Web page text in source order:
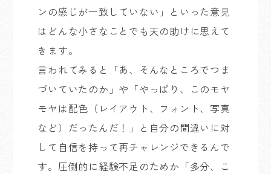
ンの感じが一致していない」といった意見
はどんな小さなことでも天の助けに思えて
きます。
言われてみると「あ、そんなところでつま
づいていたのか」や「やっぱり、このモヤ
モヤは配色（レイアウト、フォント、写真
など）だったんだ！」と自分の間違いに対
して自信を持って再チャレンジできるんで
す。圧倒的に経験不足のためか「多分、こ